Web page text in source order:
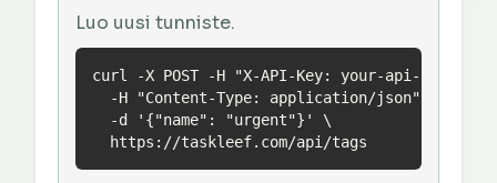
Luo uusi tunniste.
curl -X POST -H "X-API-Key: your-api-key" \
  -H "Content-Type: application/json" \
  -d '{"name": "urgent"}' \
  https://taskleef.com/api/tags